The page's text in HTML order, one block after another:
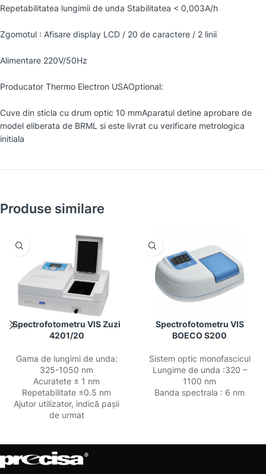
Repetabilitatea lungimii de unda Stabilitatea < 0,003A/h
Zgomotul : Afisare display LCD / 20 de caractere / 2 linii
Alimentare 220V/50Hz
Producator Thermo Electron USAOptional:
Cuve din sticla cu drum optic 10 mmAparatul detine aprobare de
model eliberata de BRML si este livrat cu verificare metrologica
initiala
Produse similare
Spectrofotometru VIS Zuzi
4201/20
Gama de lungimi de unda:
325-1050 nm
Acuratete ± 1 nm
Repetabilitate ≤0.5 nm
Ajutor utilizator, indică pașii
de urmat
Spectrofotometru VIS
BOECO S200
Sistem optic monofascicul
Lungime de unda :320 –
1100 nm
Banda spectrala : 6 nm